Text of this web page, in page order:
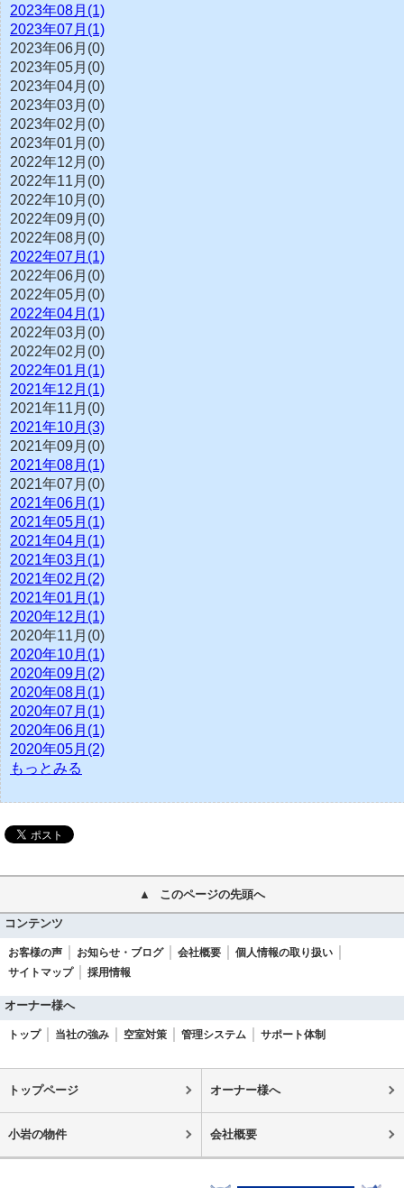
2023年08月(1)
2023年07月(1)
2023年06月(0)
2023年05月(0)
2023年04月(0)
2023年03月(0)
2023年02月(0)
2023年01月(0)
2022年12月(0)
2022年11月(0)
2022年10月(0)
2022年09月(0)
2022年08月(0)
2022年07月(1)
2022年06月(0)
2022年05月(0)
2022年04月(1)
2022年03月(0)
2022年02月(0)
2022年01月(1)
2021年12月(1)
2021年11月(0)
2021年10月(3)
2021年09月(0)
2021年08月(1)
2021年07月(0)
2021年06月(1)
2021年05月(1)
2021年04月(1)
2021年03月(1)
2021年02月(2)
2021年01月(1)
2020年12月(1)
2020年11月(0)
2020年10月(1)
2020年09月(2)
2020年08月(1)
2020年07月(1)
2020年06月(1)
2020年05月(2)
もっとみる
このページの先頭へ
コンテンツ
お客様の声 お知らせ・ブログ 会社概要
個人情報の取り扱い
サイトマップ
採用情報
オーナー様へ
トップ 当社の強み 空室対策 管理システム サポート体制
トップページ オーナー様へ
小岩の物件 会社概要